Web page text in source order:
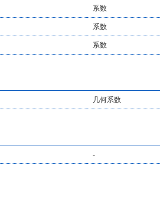
系数
系数
系数
几何系数
-